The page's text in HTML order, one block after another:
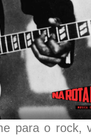
para o rock,